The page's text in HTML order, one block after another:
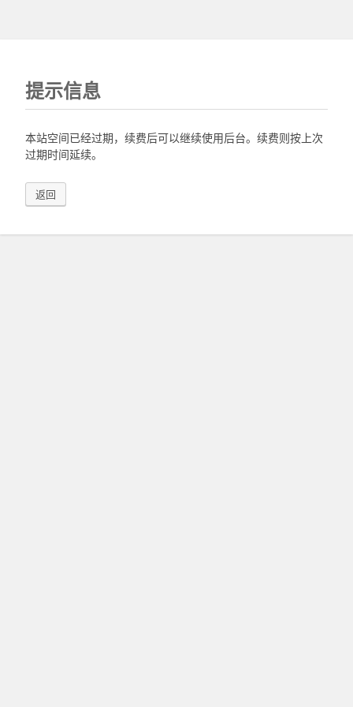
提示信息
本站空间已经过期，续费后可以继续使用后台。续费则按上次
过期时间延续。
返回